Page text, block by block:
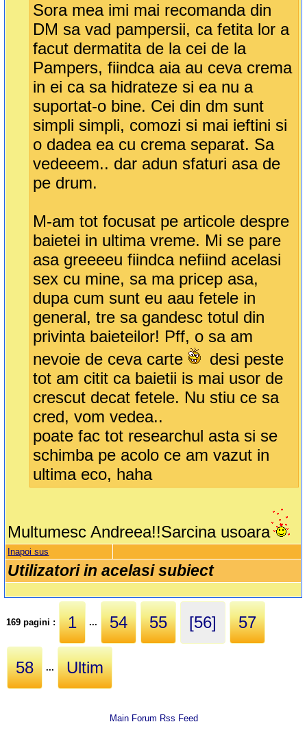
Sora mea imi mai recomanda din
DM sa vad pampersii, ca fetita lor a
facut dermatita de la cei de la
Pampers, fiindca aia au ceva crema
in ei ca sa hidrateze si ea nu a
suportat-o bine. Cei din dm sunt
simpli simpli, comozi si mai ieftini si
o dadea ea cu crema separat. Sa
vedeeem.. dar adun sfaturi asa de
pe drum.
M-am tot focusat pe articole despre
baietei in ultima vreme. Mi se pare
asa greeeeu fiindca nefiind acelasi
sex cu mine, sa ma pricep asa,
dupa cum sunt eu aau fetele in
general, tre sa gandesc totul din
privinta baieteilor! Pff, o sa am
nevoie de ceva carte
desi peste
tot am citit ca baietii is mai usor de
crescut decat fetele. Nu stiu ce sa
cred, vom vedea..
poate fac tot researchul asta si se
schimba pe acolo ce am vazut in
ultima eco, haha
Multumesc Andreea!!Sarcina usoara
Inapoi sus
Utilizatori in acelasi subiect
169 pagini : 1 ... 54 55 [56] 57
58 ... Ultim
Main Forum Rss Feed